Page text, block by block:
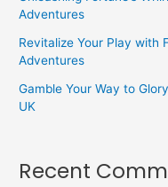
Adventures
Revitalize Your Play with
Adventures
Gamble Your Way to
UK
Recent